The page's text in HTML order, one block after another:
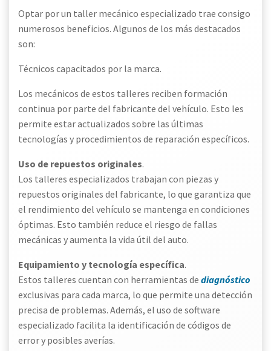
Optar por un taller mecánico especializado trae consigo
numerosos beneficios. Algunos de los más destacados
son:
Técnicos capacitados por la marca.
Los mecánicos de estos talleres reciben formación
continua por parte del fabricante del vehículo. Esto les
permite estar actualizados sobre las últimas
tecnologías y procedimientos de reparación específicos.
Uso de repuestos originales.
Los talleres especializados trabajan con piezas y
repuestos originales del fabricante, lo que garantiza que
el rendimiento del vehículo se mantenga en condiciones
óptimas. Esto también reduce el riesgo de fallas
mecánicas y aumenta la vida útil del auto.
Equipamiento y tecnología específica.
Estos talleres cuentan con herramientas de diagnóstico
exclusivas para cada marca, lo que permite una detección
precisa de problemas. Además, el uso de software
especializado facilita la identificación de códigos de
error y posibles averías.